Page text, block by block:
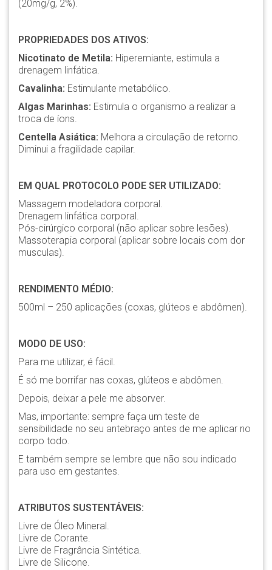
(20mg/g, 2%).
PROPRIEDADES DOS ATIVOS:
Nicotinato de Metila: Hiperemiante, estimula a
drenagem linfática.
Cavalinha: Estimulante metabólico.
Algas Marinhas: Estimula o organismo a realizar a
troca de íons.
Centella Asiática: Melhora a circulação de retorno.
Diminui a fragilidade capilar.
EM QUAL PROTOCOLO PODE SER UTILIZADO:
Massagem modeladora corporal.
Drenagem linfática corporal.
Pós-cirúrgico corporal (não aplicar sobre lesões).
Massoterapia corporal (aplicar sobre locais com dor
musculas).
RENDIMENTO MÉDIO:
500ml – 250 aplicações (coxas, glúteos e abdômen).
MODO DE USO:
Para me utilizar, é fácil.
É só me borrifar nas coxas, glúteos e abdômen.
Depois, deixar a pele me absorver.
Mas, importante: sempre faça um teste de
sensibilidade no seu antebraço antes de me aplicar no
corpo todo.
E também sempre se lembre que não sou indicado
para uso em gestantes.
ATRIBUTOS SUSTENTÁVEIS:
Livre de Óleo Mineral.
Livre de Corante.
Livre de Fragrância Sintética.
Livre de Silicone.